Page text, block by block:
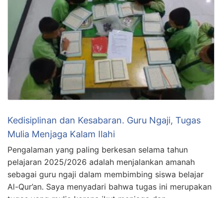
Kedisiplinan dan Kesabaran. Guru Ngaji, Tugas
Mulia Menjaga Kalam Ilahi
Pengalaman yang paling berkesan selama tahun
pelajaran 2025/2026 adalah menjalankan amanah
sebagai guru ngaji dalam membimbing siswa belajar
Al-Qur’an. Saya menyadari bahwa tugas ini merupakan